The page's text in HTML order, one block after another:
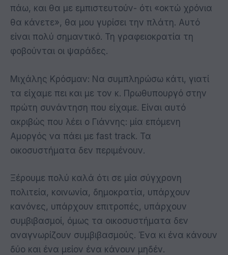
πάω, και θα με εμπιστευτούν- ότι «οκτώ χρόνια
θα κάνετε», θα μου γυρίσει την πλάτη. Αυτό
είναι πολύ σημαντικό. Τη γραφειοκρατία τη
φοβούνται οι ψαράδες.
Μιχάλης Κρόσμαν: Να συμπληρώσω κάτι, γιατί
τα είχαμε πει και με τον κ. Πρωθυπουργό στην
πρώτη συνάντηση που είχαμε. Είναι αυτό
ακριβώς που λέει ο Γιάννης: μία επόμενη
Αμοργός να πάει με fast track. Τα
οικοσυστήματα δεν περιμένουν.
Ξέρουμε πολύ καλά ότι σε μία σύγχρονη
πολιτεία, κοινωνία, δημοκρατία, υπάρχουν
κανόνες, υπάρχουν επιτροπές, υπάρχουν
συμβιβασμοί, όμως τα οικοσυστήματα δεν
αναγνωρίζουν συμβιβασμούς. Ένα κι ένα κάνουν
δύο και ένα μείον ένα κάνουν μηδέν.